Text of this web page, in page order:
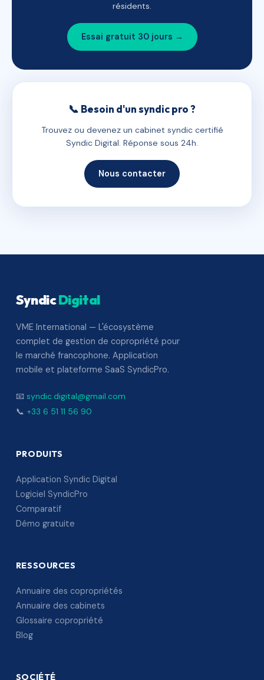
résidents.
Essai gratuit 30 jours →
📞 Besoin d'un syndic pro ?
Trouvez ou devenez un cabinet syndic certifié
Syndic Digital. Réponse sous 24h.
Nous contacter
SyndicDigital
VME International — L'écosystème
complet de gestion de copropriété pour
le marché francophone. Application
mobile et plateforme SaaS SyndicPro.
📧 syndic.digital@gmail.com
📞 +33 6 51 11 56 90
PRODUITS
Application Syndic Digital
Logiciel SyndicPro
Comparatif
Démo gratuite
RESSOURCES
Annuaire des copropriétés
Annuaire des cabinets
Glossaire copropriété
Blog
SOCIÉTÉ